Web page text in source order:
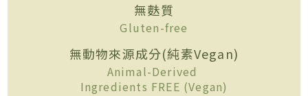
無麩質
Gluten-free
無動物來源成分(純素Vegan)
Animal-Derived
Ingredients FREE (Vegan)